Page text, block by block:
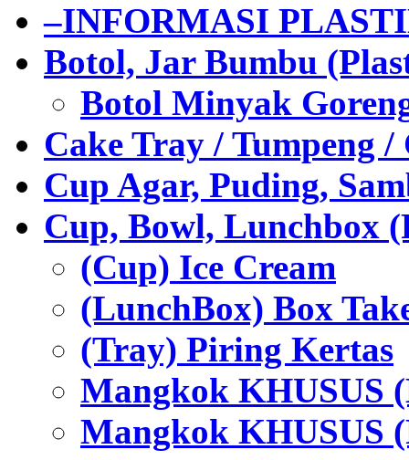
–INFORMASI
Botol, Jar Bumbu
Botol Minyak
Cake Tray / Tumpeng /
Cup Agar, Puding,
Cup, Bowl, Lunchbox
(Cup) Ice Cream
(LunchBox) Box
(Tray) Piring Kertas
Mangkok KHUSUS
Mangkok KHUSUS